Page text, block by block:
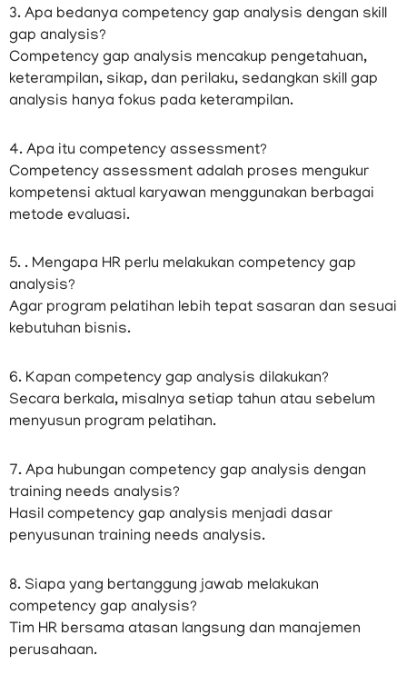
3. Apa bedanya competency gap analysis dengan skill
gap analysis?
Competency gap analysis mencakup pengetahuan,
keterampilan, sikap, dan perilaku, sedangkan skill gap
analysis hanya fokus pada keterampilan.
4. Apa itu competency assessment?
Competency assessment adalah proses mengukur
kompetensi aktual karyawan menggunakan berbagai
metode evaluasi.
5. . Mengapa HR perlu melakukan competency gap
analysis?
Agar program pelatihan lebih tepat sasaran dan sesuai
kebutuhan bisnis.
6. Kapan competency gap analysis dilakukan?
Secara berkala, misalnya setiap tahun atau sebelum
menyusun program pelatihan.
7. Apa hubungan competency gap analysis dengan
training needs analysis?
Hasil competency gap analysis menjadi dasar
penyusunan training needs analysis.
8. Siapa yang bertanggung jawab melakukan
competency gap analysis?
Tim HR bersama atasan langsung dan manajemen
perusahaan.